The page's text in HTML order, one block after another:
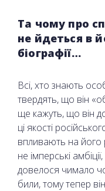
Та чому про
не йдеться в
біографії…
Всі, хто знають
твердять, що він
ще кажуть, що він
ці якості
впливають на його
не імперські
довелося чимало
били, тому тепер